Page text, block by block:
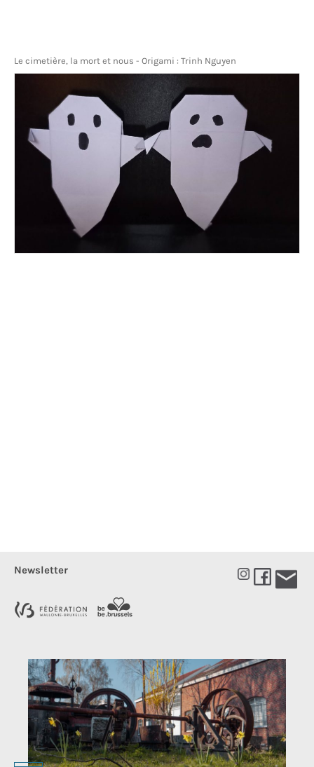
Le cimetière, la mort et nous - Origami : Trinh Nguyen
Newsletter